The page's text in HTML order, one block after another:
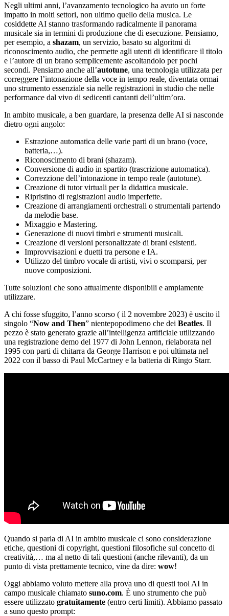
Negli ultimi anni, l’avanzamento tecnologico ha avuto un forte
impatto in molti settori, non ultimo quello della musica. Le
cosiddette AI stanno trasformando radicalmente il panorama
musicale sia in termini di produzione che di esecuzione. Pensiamo,
per esempio, a shazam, un servizio, basato su algoritmi di
riconoscimento audio, che permette agli utenti di identificare il titolo
e l’autore di un brano semplicemente ascoltandolo per pochi
secondi. Pensiamo anche all’autotune, una tecnologia utilizzata per
correggere l’intonazione della voce in tempo reale, diventata ormai
uno strumento essenziale sia nelle registrazioni in studio che nelle
performance dal vivo di sedicenti cantanti dell’ultim’ora.
In ambito musicale, a ben guardare, la presenza delle AI si nasconde
dietro ogni angolo:
Estrazione automatica delle varie parti di un brano (voce,
batteria,…).
Riconoscimento di brani (shazam).
Conversione di audio in spartito (trascrizione automatica).
Correzzione dell’intonazione in tempo reale (autotune).
Creazione di tutor virtuali per la didattica musicale.
Ripristino di registrazioni audio imperfette.
Creazione di arrangiamenti orchestrali o strumentali partendo
da melodie base.
Mixaggio e Mastering.
Generazione di nuovi timbri e strumenti musicali.
Creazione di versioni personalizzate di brani esistenti.
Improvvisazioni e duetti tra persone e IA.
Utilizzo del timbro vocale di artisti, vivi o scomparsi, per
nuove composizioni.
Tutte soluzioni che sono attualmente disponibili e ampiamente
utilizzare.
A chi fosse sfuggito, l’anno scorso ( il 2 novembre 2023) è uscito il
singolo “Now and Then” nientepopodimeno che dei Beatles. Il
pezzo è stato generato grazie all’intelligenza artificiale utilizzando
una registrazione demo del 1977 di John Lennon, rielaborata nel
1995 con parti di chitarra da George Harrison e poi ultimata nel
2022 con il basso di Paul McCartney e la batteria di Ringo Starr.
Quando si parla di AI in ambito musicale ci sono considerazione
etiche, questioni di copyright, questioni filosofiche sul concetto di
creatività,… ma al netto di tali questioni (anche rilevanti), da un
punto di vista prettamente tecnico, vine da dire: wow!
Oggi abbiamo voluto mettere alla prova uno di questi tool AI in
campo musicale chiamato suno.com. È uno strumento che può
essere utilizzato gratuitamente (entro certi limiti). Abbiamo passato
a suno questo prompt: